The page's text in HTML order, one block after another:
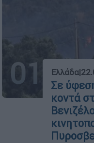
01 Ελλάδα|
Σε
κοντά